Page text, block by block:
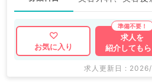
お気に入り
求人を
紹介してもら
求人更新日 :